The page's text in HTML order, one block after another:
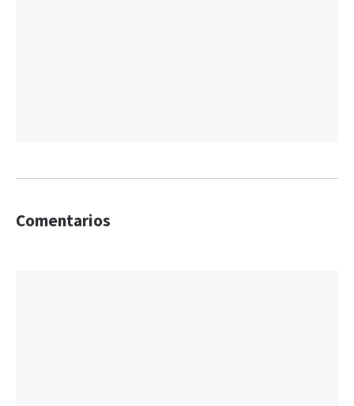
Comentarios